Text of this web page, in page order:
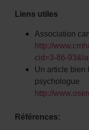
Liens utiles
Association
http://
cid=3-86-
Un article bien
psychologue
http://
Références: